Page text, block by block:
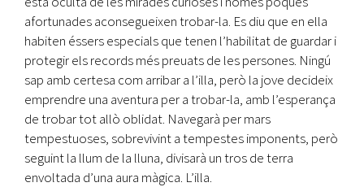
afortunades aconsegueixen trobar-la. Es diu que en ella
habiten éssers especials que tenen l’habilitat de guardar i
protegir els records més preuats de les persones. Ningú
sap amb certesa com arribar a l’illa, però la jove decideix
emprendre una aventura per a trobar-la, amb l’esperança
de trobar tot allò oblidat. Navegarà per mars
tempestuoses, sobrevivint a tempestes imponents, però
seguint la llum de la lluna, divisarà un tros de terra
envoltada d’una aura màgica. L’illa.